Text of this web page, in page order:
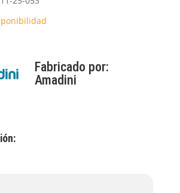
Fabricado por:
Amadini